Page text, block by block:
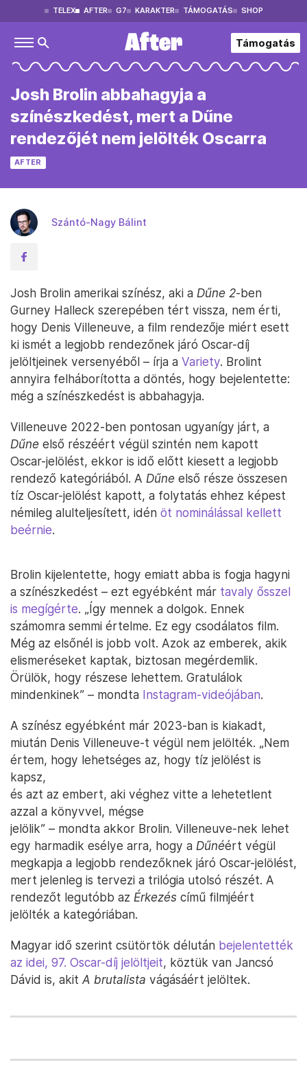
TELEX AFTER G7 KARAKTER TÁMOGATÁS SHOP
Támogatás
Josh Brolin abbahagyja a
színészkedést, mert a Dűne
rendezőjét nem jelölték Oscarra
AFTER
Szántó-Nagy Bálint
Josh Brolin amerikai színész, aki a Dűne 2-ben
Gurney Halleck szerepében tért vissza, nem érti,
hogy Denis Villeneuve, a film rendezője miért esett
ki ismét a legjobb rendezőnek járó Oscar-díj
jelöltjeinek versenyéből – írja a Variety. Brolint
annyira felháborította a döntés, hogy bejelentette:
még a színészkedést is abbahagyja.
Villeneuve 2022-ben pontosan ugyanígy járt, a
Dűne első részéért végül szintén nem kapott
Oscar-jelölést, ekkor is idő előtt kiesett a legjobb
rendező kategóriából. A Dűne első része összesen
tíz Oscar-jelölést kapott, a folytatás ehhez képest
némileg alulteljesített, idén öt nominálással kellett
beérnie.
Brolin kijelentette, hogy emiatt abba is fogja hagyni
a színészkedést – ezt egyébként már tavaly ősszel
is megígérte. „Így mennek a dolgok. Ennek
számomra semmi értelme. Ez egy csodálatos film.
Még az elsőnél is jobb volt. Azok az emberek, akik
elismeréseket kaptak, biztosan megérdemlik.
Örülök, hogy részese lehettem. Gratulálok
mindenkinek” – mondta Instagram-videójában.
A színész egyébként már 2023-ban is kiakadt,
miután Denis Villeneuve-t végül nem jelölték. „Nem
értem, hogy lehetséges az, hogy tíz jelölést is
kapsz,
és azt az embert, aki véghez vitte a lehetetlent
azzal a könyvvel, mégse
jelölik” – mondta akkor Brolin. Villeneuve-nek lehet
egy harmadik esélye arra, hogy a Dűnéért végül
megkapja a legjobb rendezőknek járó Oscar-jelölést,
mert jelenleg is tervezi a trilógia utolsó részét. A
rendezőt legutóbb az Érkezés című filmjéért
jelölték a kategóriában.
Magyar idő szerint csütörtök délután bejelentették
az idei, 97. Oscar-díj jelöltjeit, köztük van Jancsó
Dávid is, akit A brutalista vágásáért jelöltek.